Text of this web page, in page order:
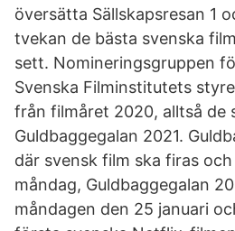
översätta Sällskapsresan 1
tvekan de bästa svenska
sett. Nomineringsgruppen
Svenska Filminstitutets
från filmåret 2020, alltså de
Guldbaggegalan 2021.
där svensk film ska firas
måndag, Guldbaggegalan
måndagen den 25 januari